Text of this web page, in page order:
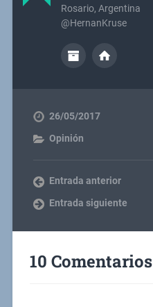
Rosario, Argentina
@HernanKruse
26/05/2017
Opinión
Entrada anterior
Entrada siguiente
10 Comentarios